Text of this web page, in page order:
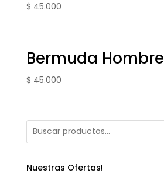
$ 45.000
Bermuda Hombre
$ 45.000
Nuestras Ofertas!